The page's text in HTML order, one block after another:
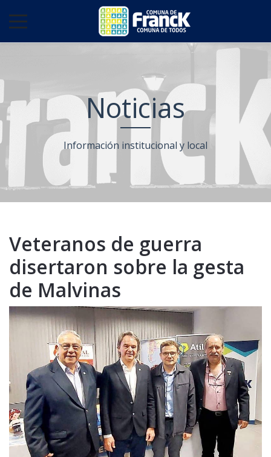
Noticias
Información institucional y local
Veteranos de guerra
disertaron sobre la gesta
de Malvinas